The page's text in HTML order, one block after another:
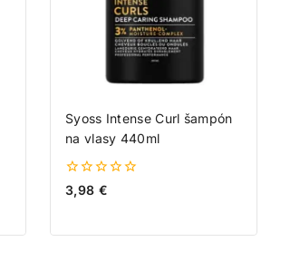
Syoss Intense Curl šampón
na vlasy 440ml
0
z
3,98 €